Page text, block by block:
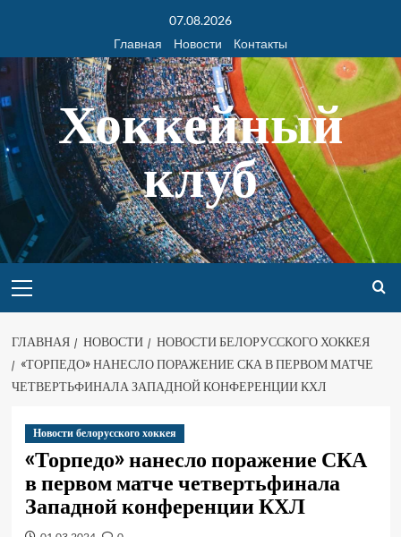
07.08.2026
Главная
Новости Контакты
Хоккейный
клуб
ГЛАВНАЯ НОВОСТИ
НОВОСТИ БЕЛОРУССКОГО ХОККЕЯ
«ТОРПЕДО» НАНЕСЛО ПОРАЖЕНИЕ СКА В ПЕРВОМ МАТЧЕ
ЧЕТВЕРТЬФИНАЛА ЗАПАДНОЙ КОНФЕРЕНЦИИ КХЛ
Новости белорусского хоккея
«Торпедо» нанесло поражение СКА
в первом матче четвертьфинала
Западной конференции КХЛ